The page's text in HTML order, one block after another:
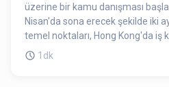
üzerine bir kamu danışması
Nisan'da sona erecek şekilde iki
temel noktaları, Hong Kong'da iş
ve fiat para ticaret hizmeti sunan
1dk